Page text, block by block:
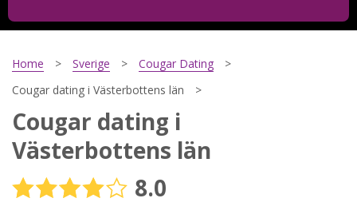
Steg2
Steg
Din mailadress?
Home Sverige
Cougar Dating
Cougar dating i Västerbottens län
Cougar dating i
Västerbottens län
8.0